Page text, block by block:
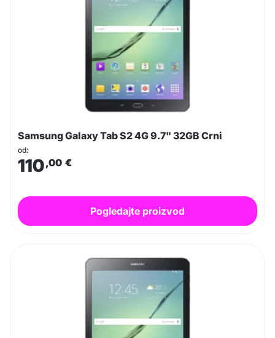
Samsung Galaxy Tab S2 4G 9.7" 32GB Crni
od:
110,00 €
Pogledajte proizvod